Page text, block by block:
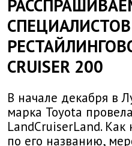
СПЕЦИАЛИСТОВ
CRUISER 200
В начале декабря в
марка Toyota
LandCruiserLand. Как
по его названию,